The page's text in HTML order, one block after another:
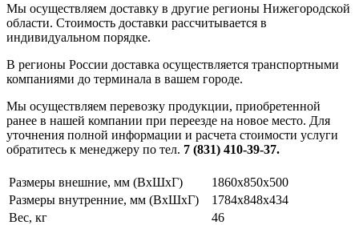
Мы осуществляем доставку в другие регионы Нижегородской
области. Стоимость доставки рассчитывается в
индивидуальном порядке.
В регионы России доставка осуществляется транспортными
компаниями до терминала в вашем городе.
Мы осуществляем перевозку продукции, приобретенной
ранее в нашей компании при переезде на новое место. Для
уточнения полной информации и расчета стоимости услуги
обратитесь к менеджеру по тел. 7 (831) 410-39-37.
Размеры внешние, мм (ВхШхГ)
1860x850x500
Размеры внутренние, мм (ВхШхГ)
1784x848x434
Вес, кг
46